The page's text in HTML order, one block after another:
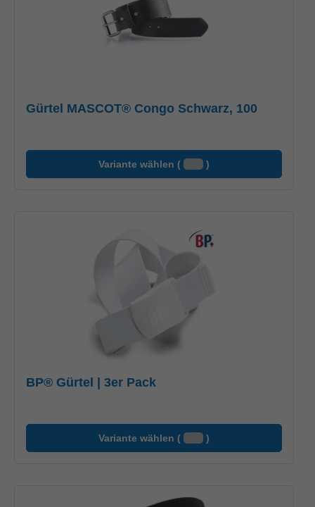
Gürtel MASCOT® Congo Schwarz, 100
Variante wählen ( )
BP® Gürtel | 3er Pack
Variante wählen ( )